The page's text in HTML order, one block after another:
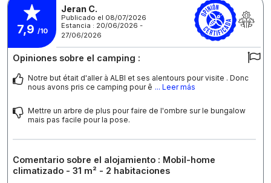
7,9 /10
Jeran C.
Publicado el 08/07/2026
Estancia : 20/06/2026 -
27/06/2026
Opiniones sobre el camping :
Notre but était d'aller à ALBI et ses alentours pour visite . Donc
nous avons pris ce camping pour ê ... Leer más
Mettre un arbre de plus pour faire de l'ombre sur le bungalow
mais pas facile pour la pose.
Comentario sobre el alojamiento : Mobil-home
climatizado - 31 m² - 2 habitaciones